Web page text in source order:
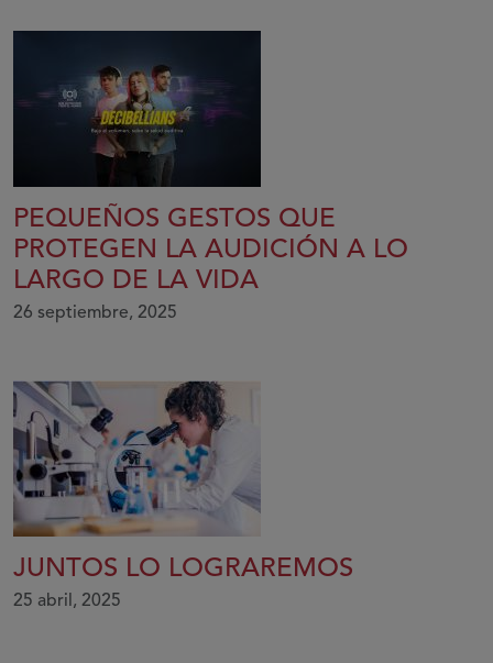
PEQUEÑOS GESTOS QUE
PROTEGEN LA AUDICIÓN A LO
LARGO DE LA VIDA
26 septiembre, 2025
JUNTOS LO LOGRAREMOS
25 abril, 2025